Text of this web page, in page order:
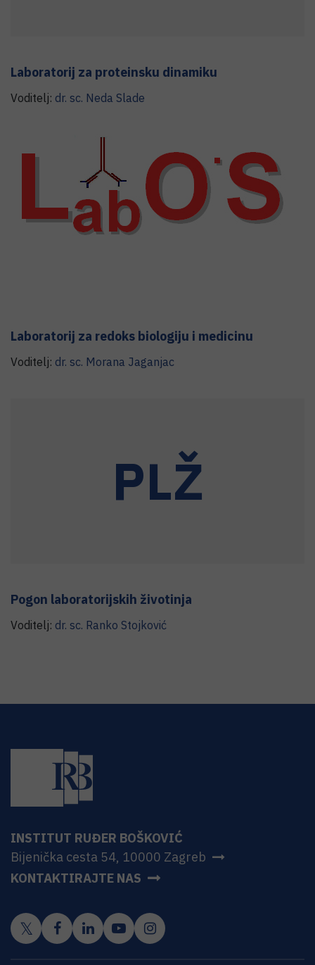
Laboratorij za proteinsku dinamiku
Voditelj: dr. sc. Neda Slade
Laboratorij za redoks biologiju i medicinu
Voditelj: dr. sc. Morana Jaganjac
PLŽ
Pogon laboratorijskih životinja
Voditelj: dr. sc. Ranko Stojković
INSTITUT RUĐER BOŠKOVIĆ
Bijenička cesta 54, 10000 Zagreb
KONTAKTIRAJTE NAS